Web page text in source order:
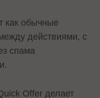
как обычные
действиями, с
спама
Offer делает